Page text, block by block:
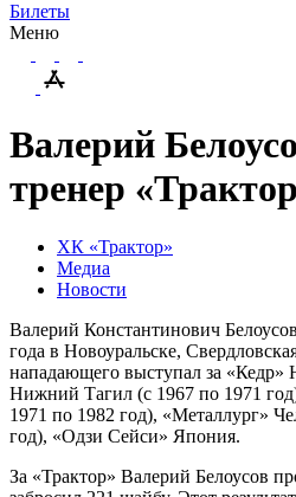
Билеты
Меню
Валерий
тренер
ХК «Трактор»
Медиа
Новости
Валерий Константинович
года в Новоуральске,
нападающего выступал за «Кедр»
Нижний Тагил (с 1967 по 1971
1971 по 1982 год), «Металлург»
год), «Одзи Сейси» Япония.
За «Трактор» Валерий Белоусов